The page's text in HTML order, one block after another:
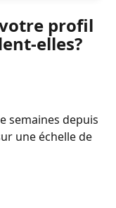
profil
elles?
semaines depuis
une échelle de